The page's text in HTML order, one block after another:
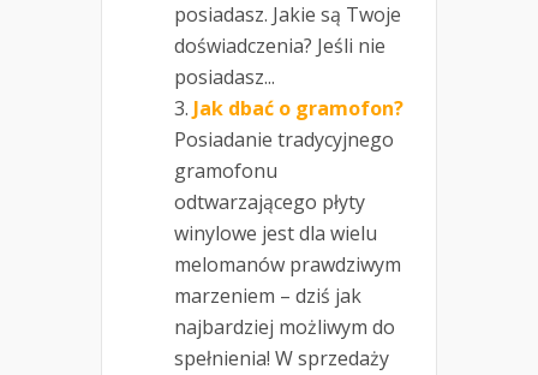
posiadasz. Jakie są Twoje
doświadczenia? Jeśli nie
posiadasz...
Jak dbać o gramofon?
Posiadanie tradycyjnego
gramofonu
odtwarzającego płyty
winylowe jest dla wielu
melomanów prawdziwym
marzeniem – dziś jak
najbardziej możliwym do
spełnienia! W sprzedaży